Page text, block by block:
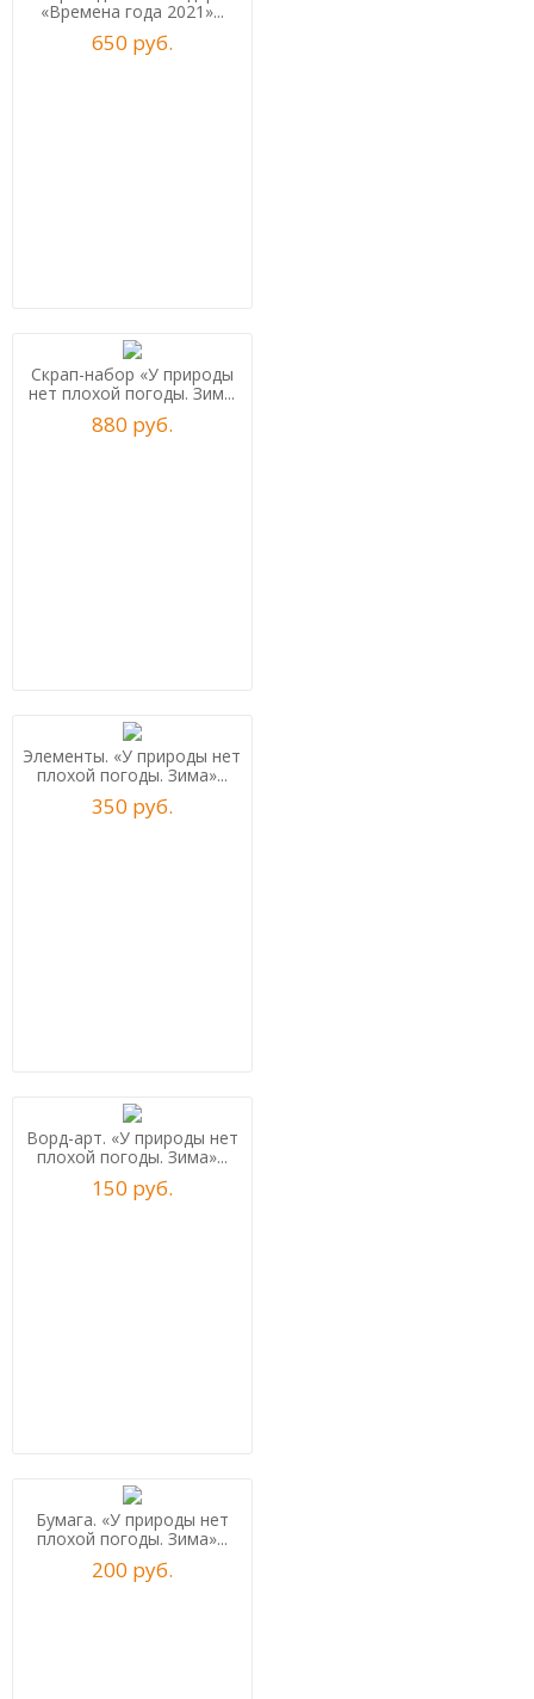
«Времена года 2021»...
650 руб.
Скрап-набор «У природы
нет плохой погоды. Зим...
880 руб.
Элементы. «У природы нет
плохой погоды. Зима»...
350 руб.
Ворд-арт. «У природы нет
плохой погоды. Зима»...
150 руб.
Бумага. «У природы нет
плохой погоды. Зима»...
200 руб.